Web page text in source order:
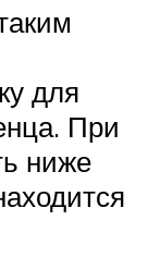
для
При
ниже